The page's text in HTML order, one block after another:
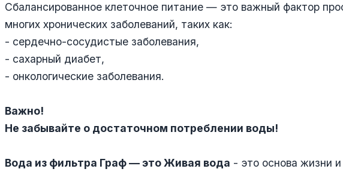
Сбалансированное клеточное питание — это важный фактор
многих хронических заболеваний, таких как:
- сердечно-сосудистые заболевания,
- сахарный диабет,
- онкологические заболевания.
Важно!
Не забывайте о достаточном потреблении воды!
Вода из фильтра Граф — это Живая вода - это основа жизни